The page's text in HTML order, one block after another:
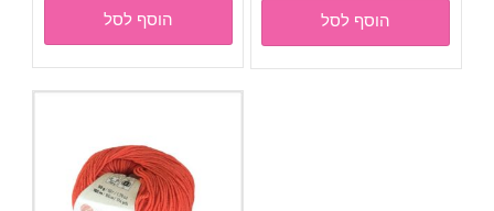
ג'ינס-
Yarn
art
jeans-
16-
כחול
נייבי
הוסף לסל
ג'ינס-
Yarn
art
הוסף לסל